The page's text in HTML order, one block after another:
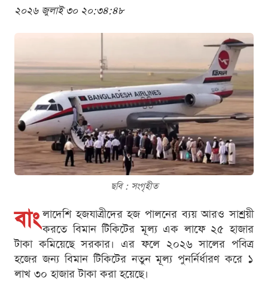
২০২৬ জুলাই ৩০ ২০:৩৪:৪৮
ছবি : সংগৃহীত
বাং লাদেশি হজযাত্রীদের হজ পালনের ব্যয় আরও সাশ্রয়ী
করতে বিমান টিকিটের মূল্য এক লাফে ২৫ হাজার
টাকা কমিয়েছে সরকার। এর ফলে ২০২৬ সালের পবিত্র
হজের জন্য বিমান টিকিটের নতুন মূল্য পুনর্নির্ধারণ করে ১
লাখ ৩০ হাজার টাকা করা হয়েছে।